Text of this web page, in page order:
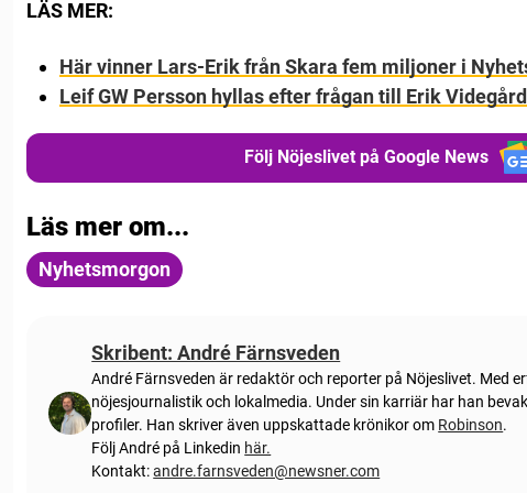
LÄS MER:
Här vinner Lars-Erik från Skara fem miljoner i
Leif GW Persson hyllas efter frågan till Erik
Följ Nöjeslivet på Google News
Läs mer om...
Nyhetsmorgon
Skribent: André Färnsveden
André Färnsveden är redaktör och reporter på Nöjeslivet. Med
nöjesjournalistik och lokalmedia. Under sin karriär har han
profiler. Han skriver även uppskattade krönikor om Robinson.
Följ André på Linkedin här.
Kontakt:andre.farnsveden@newsner.com